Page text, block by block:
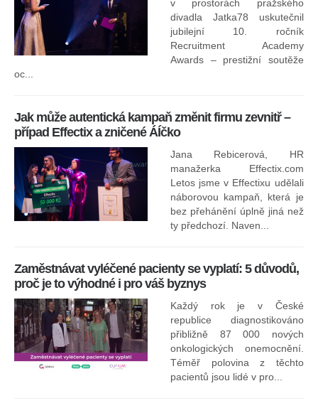
v prostorách pražského
divadla Jatka78 uskutečnil
jubilejní 10. ročník
Recruitment Academy
Awards – prestižní soutěže
oc...
Jak může autentická kampaň změnit firmu zevnitř –
případ Effectix a zničené ÁÍčko
Jana Rebicerová, HR
manažerka Effectix.com
Letos jsme v Effectixu udělali
náborovou kampaň, která je
bez přehánění úplně jiná než
ty předchozí. Naven...
Zaměstnávat vyléčené pacienty se vyplatí: 5 důvodů,
proč je to výhodné i pro váš byznys
Každý rok je v České
republice diagnostikováno
přibližně 87 000 nových
onkologických onemocnění.
Téměř polovina z těchto
pacientů jsou lidé v pro...